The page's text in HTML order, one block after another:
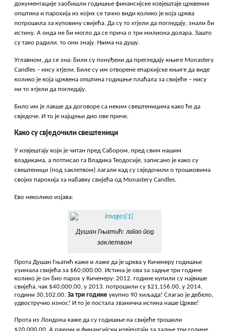
документације заобишли годишње финансијске извјештаје црквених
општина и парохија из којих се тачно види колико је која црква
потрошила за куповину свијећа. Да су то хтјели да погледају, знали би
истину. А онда не би могло да се прича о три милиона долара. Зашто
су тако радили, то они знају. Њима на душу.
Углавном, да се зна: били су понуђени да прегледају књиге Monastery
Candles – нису хтјели. Биле су им отворене епархијске књиге да виде
колико је која црквена општина годишње плаћала за свијеће – нису
ни то хтјели да погледају.
Било им је лакше да договоре са неким свештеницима како ће да
свједоче. И то је најцрњи дио ове приче.
Како су свједочили свештеници
У извјештају који је читан пред Сабором, пред свим нашим
владикама, а потписао га Владика Теодосије, записано је како су
свештеници (под заклетвом) лагали кад су свједочили о трошковима
својих парохија за набавку свијећа од Monastery Candles.
Ево неколико изјава:
Душан Гњатић: лагао под
заклетвом
Прота Душан Гњатић каже и лаже да је црква у Киченеру годишње
узимала свијећа за $60,000.00. Истина је ова за задње три године
колико је он био парох у Киченеру: 2012. године купили су највише
свијећа, чак $40,000.00, у 2013. потрошили су $21,156.00, у 2014.
години 30,102.00.За три године укупно 90 хиљада! Слагао је дебело,
удвостручио износ! И то је постала званична истина наше Цркве!
Прота из Лондона каже да су годишње на свијеће трошили